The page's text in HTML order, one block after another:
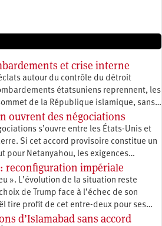
et crise interne
autour du contrôle du détroit
étatsuniens reprennent, les
de la République islamique, sans…
ouvrent des négociations
s’ouvre entre les États-Unis et
Si cet accord provisoire constitue un
pour Netanyahou, les exigences…
reconfiguration impériale
». L’évolution de la situation reste
de Trump face à l’échec de son
tire profit de cet entre-deux pour ses…
d’Islamabad sans accord